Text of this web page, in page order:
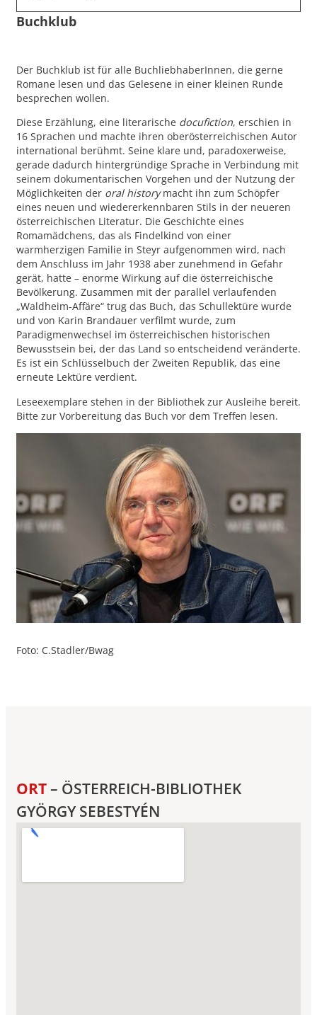
Buchklub
Der Buchklub ist für alle BuchliebhaberInnen, die gerne
Romane lesen und das Gelesene in einer kleinen Runde
besprechen wollen.
Diese Erzählung, eine literarische docufiction, erschien in
16 Sprachen und machte ihren oberösterreichischen Autor
international berühmt. Seine klare und, paradoxerweise,
gerade dadurch hintergründige Sprache in Verbindung mit
seinem dokumentarischen Vorgehen und der Nutzung der
Möglichkeiten der oral historymacht ihn zum Schöpfer
eines neuen und wiedererkennbaren Stils in der neueren
österreichischen Literatur. Die Geschichte eines
Romamädchens, das als Findelkind von einer
warmherzigen Familie in Steyr aufgenommen wird, nach
dem Anschluss im Jahr 1938 aber zunehmend in Gefahr
gerät, hatte – enorme Wirkung auf die österreichische
Bevölkerung. Zusammen mit der parallel verlaufenden
„Waldheim-Affäre“ trug das Buch, das Schullektüre wurde
und von Karin Brandauer verfilmt wurde, zum
Paradigmenwechsel im österreichischen historischen
Bewusstsein bei, der das Land so entscheidend veränderte.
Es ist ein Schlüsselbuch der Zweiten Republik, das eine
erneute Lektüre verdient.
Leseexemplare stehen in der Bibliothek zur Ausleihe bereit.
Bitte zur Vorbereitung das Buch vor dem Treffen lesen.
Foto: C.Stadler/Bwag
ORT– ÖSTERREICH-BIBLIOTHEK
GYÖRGY SEBESTYÉN